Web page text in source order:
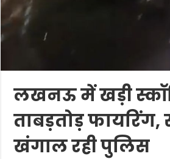
लखनऊ में खड़ी
ताबड़तोड़ फायरिंग,
खंगाल रही पुलिस